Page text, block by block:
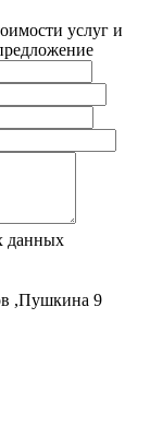
услуг и
данных
,Пушкина 9